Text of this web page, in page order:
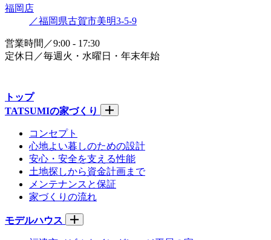
福岡店
／福岡県古賀市美明3-5-9
営業時間／9:00 - 17:30
定休日／毎週火・水曜日・年末年始
トップ
TATSUMIの家づくり
コンセプト
心地よい暮しのための設計
安心・安全を支える性能
土地探しから資金計画まで
メンテナンスと保証
家づくりの流れ
モデルハウス